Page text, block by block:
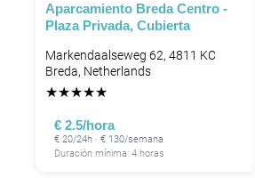
Aparcamiento Breda Centro -
Plaza Privada, Cubierta
Markendaalseweg 62, 4811 KC
Breda, Netherlands
★★★★★
€ 2.5/hora
€ 20/24h · € 130/semana
Duración mínima: 4 horas